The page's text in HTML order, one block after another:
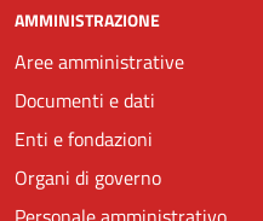
AMMINISTRAZIONE
Aree amministrative
Documenti e dati
Enti e fondazioni
Organi di governo